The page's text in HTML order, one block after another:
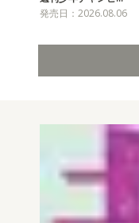
発売日：2026.08.06